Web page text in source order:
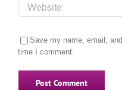
Save my name, email,
time I comment.